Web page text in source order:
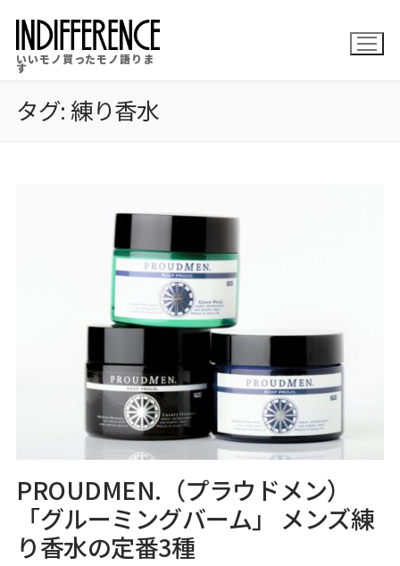
いいモノ買ったモノ語りま
す
タグ:練り香水
PROUDMEN.（プラウドメン）
「グルーミングバーム」 メンズ練
り香水の定番3種